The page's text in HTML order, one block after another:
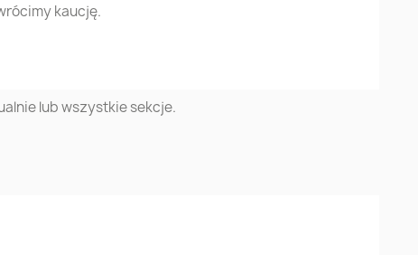
kaucję.
lub wszystkie sekcje.